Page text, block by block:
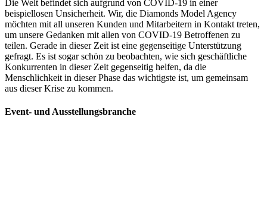
Die Welt befindet sich aufgrund von COVID-19 in einer
beispiellosen Unsicherheit. Wir, die Diamonds Model Agency
möchten mit all unseren Kunden und Mitarbeitern in Kontakt treten,
um unsere Gedanken mit allen von COVID-19 Betroffenen zu
teilen. Gerade in dieser Zeit ist eine gegenseitige Unterstützung
gefragt. Es ist sogar schön zu beobachten, wie sich geschäftliche
Konkurrenten in dieser Zeit gegenseitig helfen, da die
Menschlichkeit in dieser Phase das wichtigste ist, um gemeinsam
aus dieser Krise zu kommen.
Event- und Ausstellungsbranche